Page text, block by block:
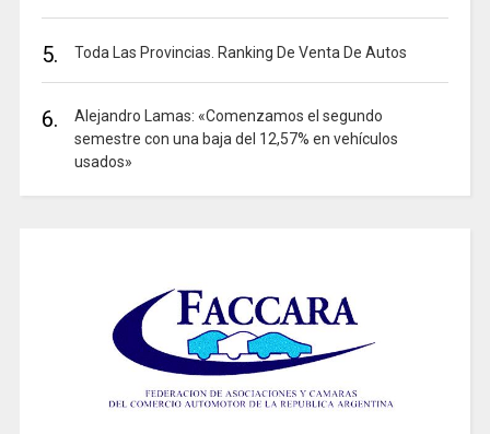
5. Toda Las Provincias. Ranking De Venta De Autos
6.
Alejandro Lamas: «Comenzamos el segundo
semestre con una baja del 12,57% en vehículos
usados»